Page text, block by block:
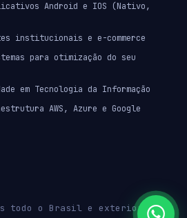
Android e IOS (Nativo,
institucionais e e-commerce
para otimização do seu
em Tecnologia da Informação
AWS, Azure e Google
todo o Brasil e exterior